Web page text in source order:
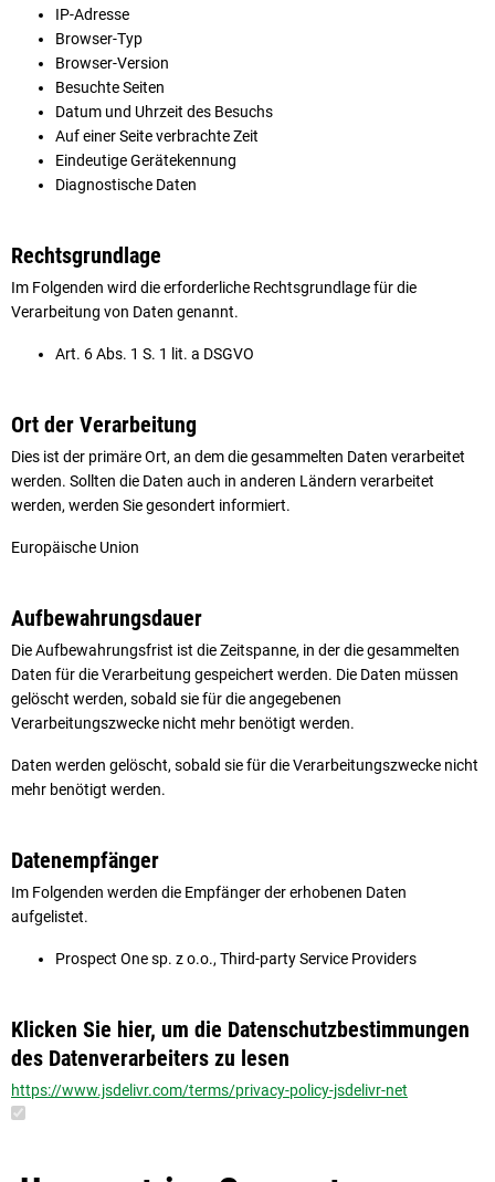
IP-Adresse
Browser-Typ
Browser-Version
Besuchte Seiten
Datum und Uhrzeit des Besuchs
Auf einer Seite verbrachte Zeit
Eindeutige Gerätekennung
Diagnostische Daten
Rechtsgrundlage
Im Folgenden wird die erforderliche Rechtsgrundlage für die
Verarbeitung von Daten genannt.
Art. 6 Abs. 1 S. 1 lit. a DSGVO
Ort der Verarbeitung
Dies ist der primäre Ort, an dem die gesammelten Daten verarbeitet
werden. Sollten die Daten auch in anderen Ländern verarbeitet
werden, werden Sie gesondert informiert.
Europäische Union
Aufbewahrungsdauer
Die Aufbewahrungsfrist ist die Zeitspanne, in der die gesammelten
Daten für die Verarbeitung gespeichert werden. Die Daten müssen
gelöscht werden, sobald sie für die angegebenen
Verarbeitungszwecke nicht mehr benötigt werden.
Daten werden gelöscht, sobald sie für die Verarbeitungszwecke nicht
mehr benötigt werden.
Datenempfänger
Im Folgenden werden die Empfänger der erhobenen Daten
aufgelistet.
Prospect One sp. z o.o., Third-party Service Providers
Klicken Sie hier, um die Datenschutzbestimmungen
des Datenverarbeiters zu lesen
https://www.jsdelivr.com/terms/privacy-policy-jsdelivr-net